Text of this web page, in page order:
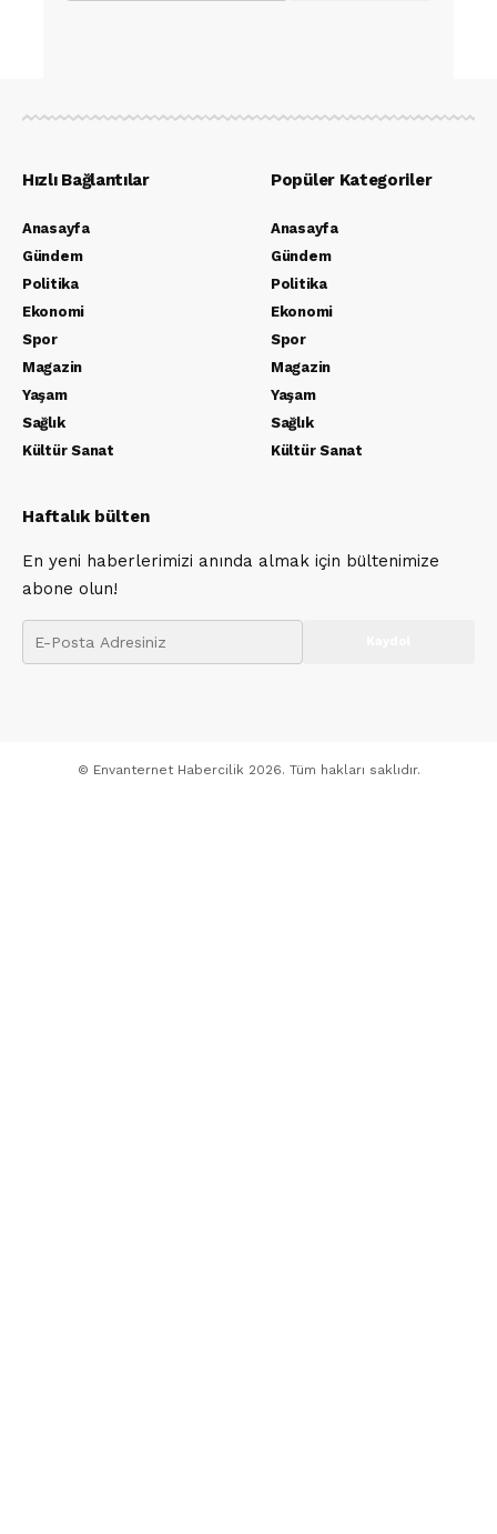
Hızlı Bağlantılar
Anasayfa
Gündem
Politika
Ekonomi
Spor
Magazin
Yaşam
Sağlık
Kültür Sanat
Popüler Kategoriler
Anasayfa
Gündem
Politika
Ekonomi
Spor
Magazin
Yaşam
Sağlık
Kültür Sanat
Haftalık bülten
En yeni haberlerimizi anında almak için bültenimize
abone olun!
© Envanternet Habercilik 2026. Tüm hakları saklıdır.